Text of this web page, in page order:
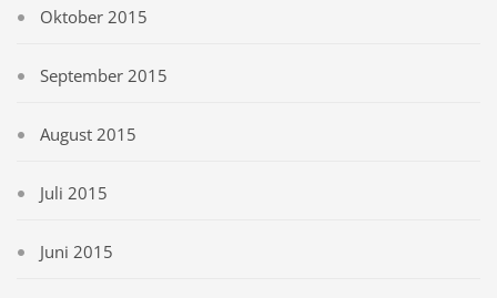
Oktober 2015
September 2015
August 2015
Juli 2015
Juni 2015